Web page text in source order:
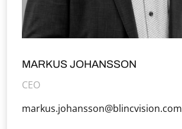
MARKUS JOHANSSON
CEO
markus.johansson@blincvision.com